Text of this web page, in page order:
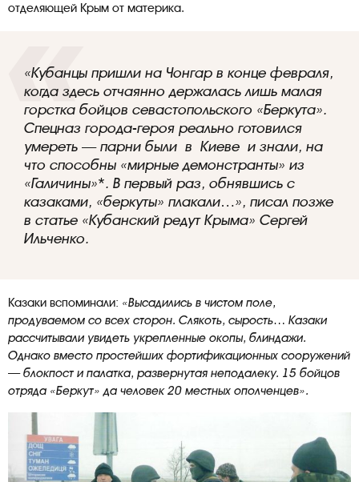
отделяющей Крым от материка.
«Кубанцы пришли на Чонгар в конце февраля,
когда здесь отчаянно держалась лишь малая
горстка бойцов севастопольского «Беркута».
Спецназ города-героя реально готовился
умереть — парни были в Киеве и знали, на
что способны «мирные демонстранты» из
«Галичины»*. В первый раз, обнявшись с
казаками, «беркуты» плакали…», писал позже
в статье «Кубанский редут Крыма» Сергей
Ильченко.
Казаки вспоминали: «Высадились в чистом поле,
продуваемом со всех сторон. Слякоть, сырость… Казаки
рассчитывали увидеть укрепленные окопы, блиндажи.
Однако вместо простейших фортификационных сооружений
— блокпост и палатка, развернутая неподалеку. 15 бойцов
отряда «Беркут» да человек 20 местных ополченцев».